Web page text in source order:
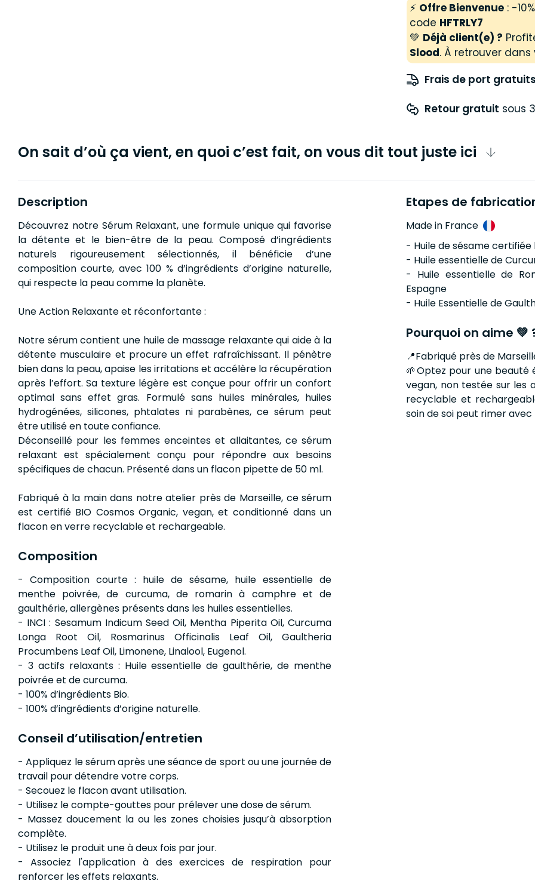
⚡ Offre Bienvenue: -
code HFTRLY7
💚 Déjà client(e) ?
Slood. À retrouver
Frais de port
Retour gratuit sous
On sait d’où ça vient, en quoi c’est fait, on vous dit tout juste ici
Description
Découvrez notre Sérum Relaxant, une formule unique qui favorise
la détente et le bien-être de la peau. Composé d’ingrédients
naturels rigoureusement sélectionnés, il bénéficie d’une
composition courte, avec 100 % d’ingrédients d’origine naturelle,
qui respecte la peau comme la planète.
Une Action Relaxante et réconfortante :
Notre sérum contient une huile de massage relaxante qui aide à la
détente musculaire et procure un effet rafraîchissant. Il pénètre
bien dans la peau, apaise les irritations et accélère la récupération
après l’effort. Sa texture légère est conçue pour offrir un confort
optimal sans effet gras. Formulé sans huiles minérales, huiles
hydrogénées, silicones, phtalates ni parabènes, ce sérum peut
être utilisé en toute confiance.
Déconseillé pour les femmes enceintes et allaitantes, ce sérum
relaxant est spécialement conçu pour répondre aux besoins
spécifiques de chacun. Présenté dans un flacon pipette de 50 ml.
Fabriqué à la main dans notre atelier près de Marseille, ce sérum
est certifié BIO Cosmos Organic, vegan, et conditionné dans un
flacon en verre recyclable et rechargeable.
Composition
- Composition courte : huile de sésame, huile essentielle de
menthe poivrée, de curcuma, de romarin à camphre et de
gaulthérie, allergènes présents dans les huiles essentielles.
- INCI : Sesamum Indicum Seed Oil, Mentha Piperita Oil, Curcuma
Longa Root Oil, Rosmarinus Officinalis Leaf Oil, Gaultheria
Procumbens Leaf Oil, Limonene, Linalool, Eugenol.
- 3 actifs relaxants : Huile essentielle de gaulthérie, de menthe
poivrée et de curcuma.
- 100% d’ingrédients Bio.
- 100% d’ingrédients d’origine naturelle.
Conseil d’utilisation/entretien
- Appliquez le sérum après une séance de sport ou une journée de
travail pour détendre votre corps.
- Secouez le flacon avant utilisation.
- Utilisez le compte-gouttes pour prélever une dose de sérum.
- Massez doucement la ou les zones choisies jusqu’à absorption
complète.
- Utilisez le produit une à deux fois par jour.
- Associez l'application à des exercices de respiration pour
renforcer les effets relaxants.
Etapes de
Made in France
- Huile de sésame certifiée
- Huile essentielle de
- Huile essentielle de
Espagne
- Huile Essentielle de
Pourquoi on aime 💚
​📍​Fabriqué près de
🌱Optez pour une beauté
vegan, non testée sur les
recyclable et
soin de soi peut rimer